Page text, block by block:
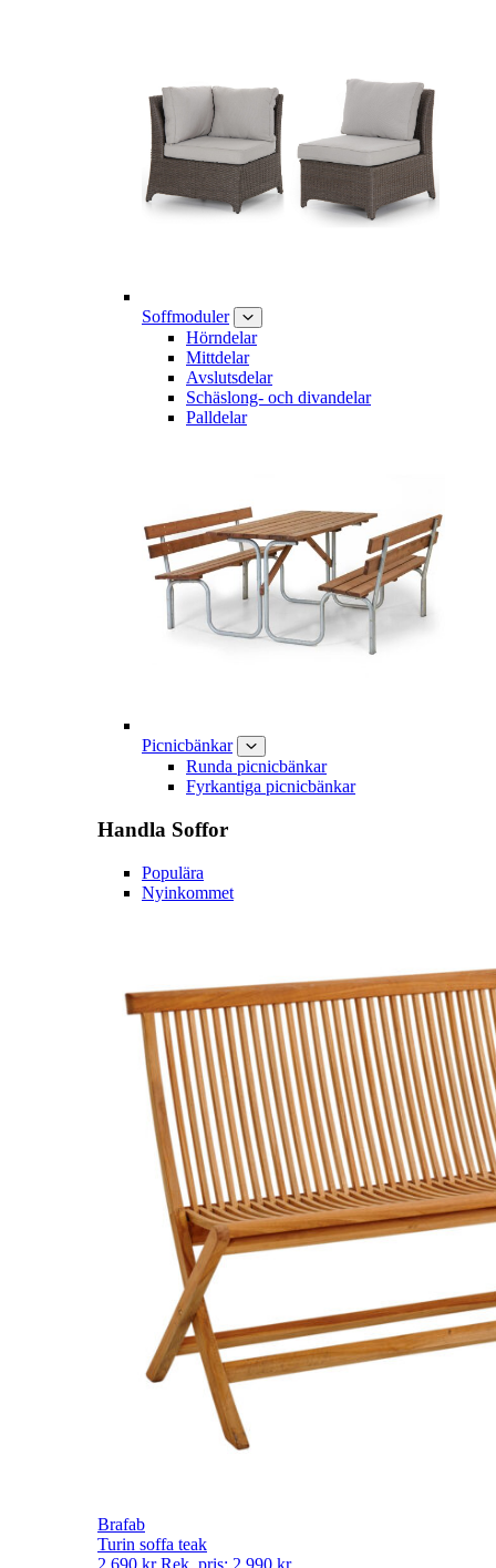
Soffmoduler
Hörndelar
Mittdelar
Avslutsdelar
Schäslong- och divandelar
Palldelar
Picnicbänkar
Runda picnicbänkar
Fyrkantiga picnicbänkar
Handla Soffor
Populära
Nyinkommet
Brafab
Turin soffa teak
2 690 kr Rek. pris: 2 990 kr